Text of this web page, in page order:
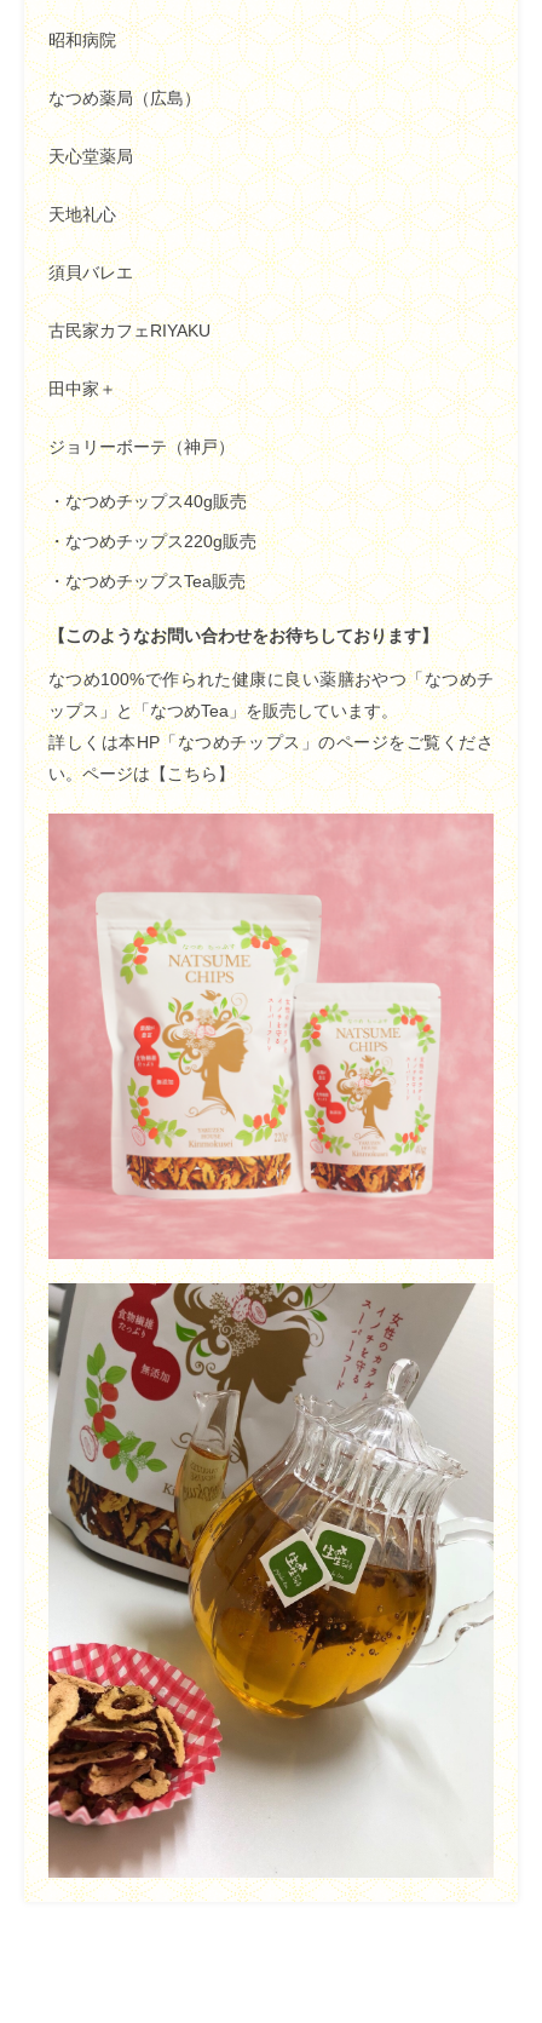
昭和病院
なつめ薬局（広島）
天心堂薬局
天地礼心
須貝バレエ
古民家カフェ RIYAKU
田中家＋
ジョリーボーテ（神戸）
・なつめチップス40g販売
・なつめチップス220g販売
・なつめチップスTea販売
【このようなお問い合わせをお待ちしております】
なつめ100%で作られた健康に良い薬膳おやつ「なつめチ
ップス」と「なつめTea」を販売しています。
詳しくは本HP「なつめチップス」のページをご覧くださ
い。ページは【こちら】